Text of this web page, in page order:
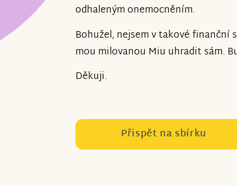
odhaleným onemocněním.
Bohužel, nejsem v takové
mou milovanou Miu uhradit sám.
Děkuji.
Přispět na sbírku